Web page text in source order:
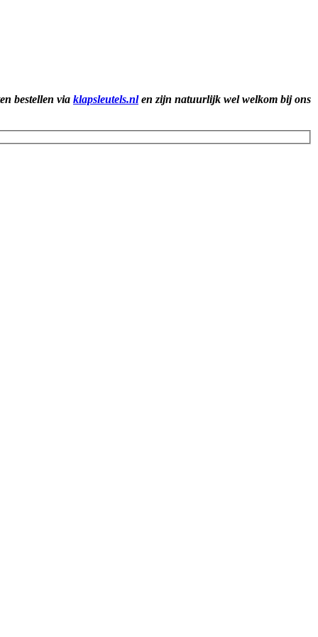
bestellen via klapsleutels.nlen zijn natuurlijk wel welkom bij ons